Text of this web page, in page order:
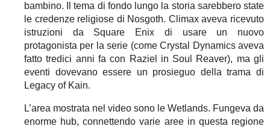
bambino. Il tema di fondo lungo la storia sarebbero state
le credenze religiose di Nosgoth. Climax aveva ricevuto
istruzioni da Square Enix di usare un nuovo
protagonista per la serie (come Crystal Dynamics aveva
fatto tredici anni fa con Raziel in Soul Reaver), ma gli
eventi dovevano essere un prosieguo della trama di
Legacy of Kain.
L’area mostrata nel video sono le Wetlands. Fungeva da
enorme hub, connettendo varie aree in questa regione